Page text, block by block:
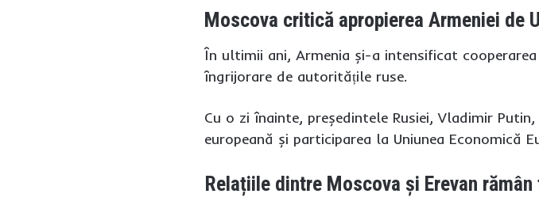
Moscova critică apropierea Armeniei de
În ultimii ani, Armenia și-a intensificat
îngrijorare de autoritățile ruse.
Cu o zi înainte, președintele Rusiei, Vladimir
europeană și participarea la Uniunea Economică
Relațiile dintre Moscova și Erevan